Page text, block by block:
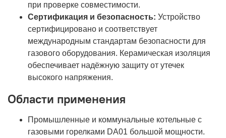
при проверке совместимости.
Сертификация и безопасность: Устройство
сертифицировано и соответствует
международным стандартам безопасности для
газового оборудования. Керамическая изоляция
обеспечивает надёжную защиту от утечек
высокого напряжения.
Области применения
Промышленные и коммунальные котельные с
газовыми горелками DA01 большой мощности.